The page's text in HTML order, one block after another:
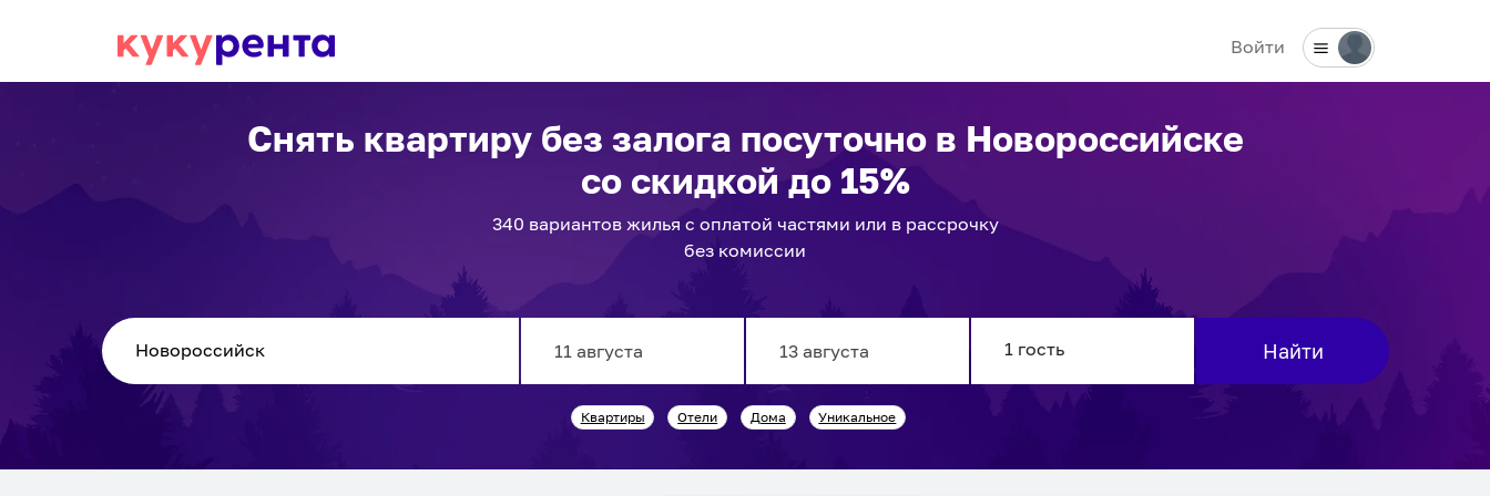
Войти
Снять квартиру без залога посуточно в Новороссийске
со скидкой до 15%
340 вариантовжилья с оплатой частями или в рассрочку
без комиссии
forward
interact
backward
interact
Найти
Квартиры Отели Дома Уникальное